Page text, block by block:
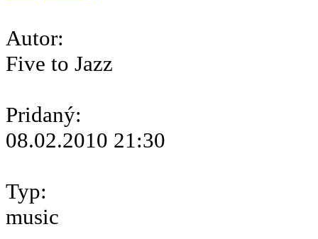
Autor:
Five to Jazz
Pridaný:
08.02.2010 21:30
Typ:
music